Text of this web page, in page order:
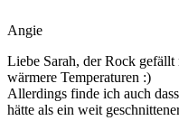
Angie
Liebe Sarah, der Rock
wärmere Temperaturen :)
Allerdings finde ich auch
hätte als ein weit